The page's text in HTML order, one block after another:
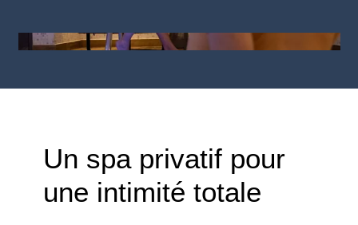
Un spa privatif pour
une intimité totale